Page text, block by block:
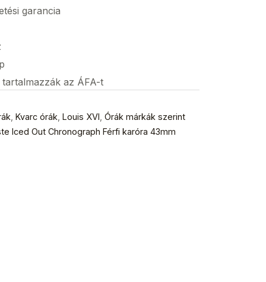
garancia
az ÁFA-t
Kvarc órák Louis XVI Órák márkák szerint
Iced Out Chronograph Férfi karóra 43mm